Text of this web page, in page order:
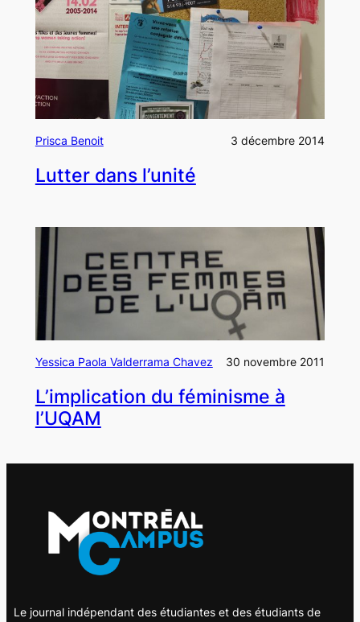
Prisca Benoit 3 décembre 2014
Lutter dans l’unité
Yessica Paola Valderrama Chavez 30 novembre 2011
L’implication du féminisme à
l’UQAM
Le journal indépendant des étudiantes et des étudiants de